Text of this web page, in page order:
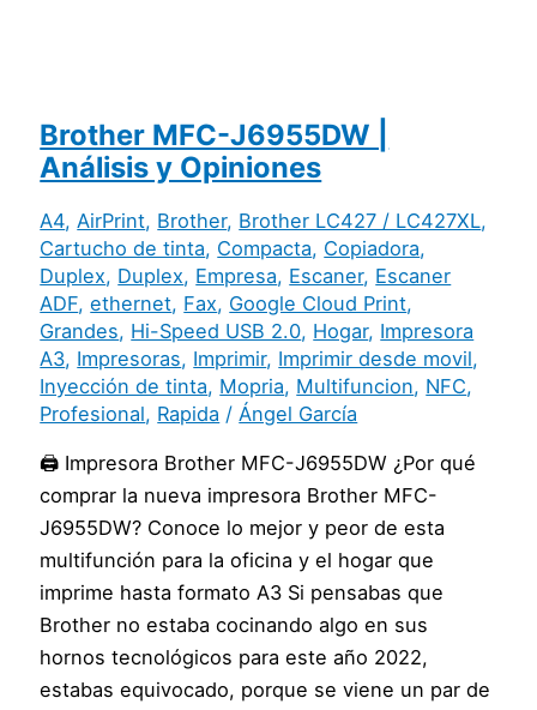
Brother MFC-J6955DW |
Análisis y Opiniones
A4, AirPrint, Brother, Brother LC427 / LC427XL,
Cartucho de tinta, Compacta, Copiadora,
Duplex, Duplex, Empresa, Escaner, Escaner
ADF,ethernet, Fax, Google Cloud Print,
Grandes, Hi-Speed USB 2.0, Hogar, Impresora
A3, Impresoras, Imprimir, Imprimir desde movil,
Inyección de tinta, Mopria, Multifuncion, NFC,
Profesional, Rapida / Ángel García
🖨️ Impresora Brother MFC-J6955DW ¿Por qué
comprar la nueva impresora Brother MFC-
J6955DW? Conoce lo mejor y peor de esta
multifunción para la oficina y el hogar que
imprime hasta formato A3 Si pensabas que
Brother no estaba cocinando algo en sus
hornos tecnológicos para este año 2022,
estabas equivocado, porque se viene un par de